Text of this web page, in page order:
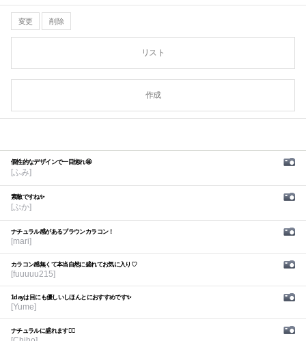
変更 削除
リスト
作成
個性的なデザインで一目惚れ🤩
[ふみ]
素敵ですね✨
[ぷか]
ナチュラル感があるブラウンカラコン！
[mari]
カラコン感無くて本当自然に盛れてお気に入り♡
[fuuuuu215]
1dayは目にも優しいしほんとにおすすめです✨
[Yume]
ナチュラルに盛れます🙆‍♀️